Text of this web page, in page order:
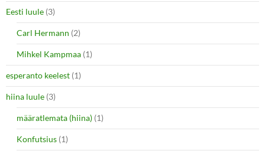
Eesti luule (3)
Carl Hermann (2)
Mihkel Kampmaa (1)
esperanto keelest (1)
hiina luule (3)
määratlemata (hiina) (1)
Konfutsius (1)